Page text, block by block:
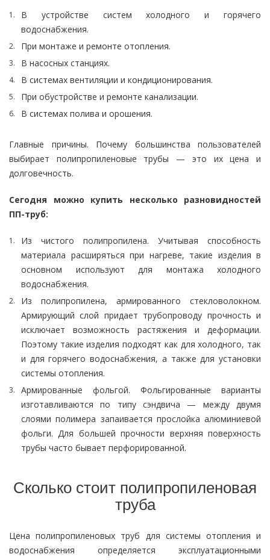
В устройстве систем холодного и горячего
водоснабжения.
При монтаже и ремонте отопления.
В насосных станциях.
В системах вентиляции и кондиционирования.
При обустройстве и ремонте канализации.
В системах полива и орошения.
Главные причины. Почему большинства пользователей
выбирает полипропиленовые трубы — это их цена и
долговечность.
Сегодня можно купить несколько разновидностей
ПП-труб:
Из чистого полипропилена. Учитывая способность
материала расширяться при нагреве, такие изделия в
основном используют для монтажа холодного
водоснабжения.
Из полипропилена, армированного стекловолокном.
Армирующий слой придает трубопроводу прочность и
исключает возможность растяжения и деформации.
Поэтому такие изделия подходят как для холодного, так
и для горячего водоснабжения, а также для установки
системы отопления.
Армированные фольгой. Фольгированные варианты
изготавливаются по типу сэндвича — между двумя
слоями полимера запаивается прослойка алюминиевой
фольги. Для большей прочности верхняя поверхность
трубы часто бывает перфорированной.
Сколько стоит полипропиленовая
труба
Цена полипропиленовых труб для системы отопления и
водоснабжения определяется эксплуатационными